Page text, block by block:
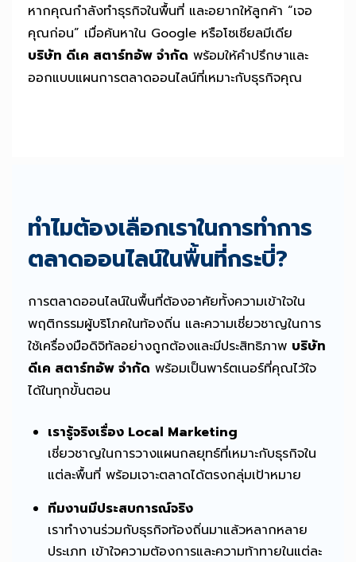
หากคุณกำลังทำธุรกิจในพื้นที่ และอยากให้ลูกค้า “เจอ
คุณก่อน” เมื่อค้นหาใน Google หรือโซเชียลมีเดีย
บริษัท ดีเค สตาร์ทอัพ จำกัด พร้อมให้คำปรึกษาและ
ออกแบบแผนการตลาดออนไลน์ที่เหมาะกับธุรกิจคุณ
ทำไมต้องเลือกเราในการทำการ
ตลาดออนไลน์ในพื้นที่กระบี่?
การตลาดออนไลน์ในพื้นที่ต้องอาศัยทั้งความเข้าใจใน
พฤติกรรมผู้บริโภคในท้องถิ่น และความเชี่ยวชาญในการ
ใช้เครื่องมือดิจิทัลอย่างถูกต้องและมีประสิทธิภาพ บริษัท
ดีเค สตาร์ทอัพ จำกัด พร้อมเป็นพาร์ตเนอร์ที่คุณไว้ใจ
ได้ในทุกขั้นตอน
เรารู้จริงเรื่อง Local Marketing
เชี่ยวชาญในการวางแผนกลยุทธ์ที่เหมาะกับธุรกิจใน
แต่ละพื้นที่ พร้อมเจาะตลาดได้ตรงกลุ่มเป้าหมาย
ทีมงานมีประสบการณ์จริง
เราทำงานร่วมกับธุรกิจท้องถิ่นมาแล้วหลากหลาย
ประเภท เข้าใจความต้องการและความท้าทายในแต่ละ